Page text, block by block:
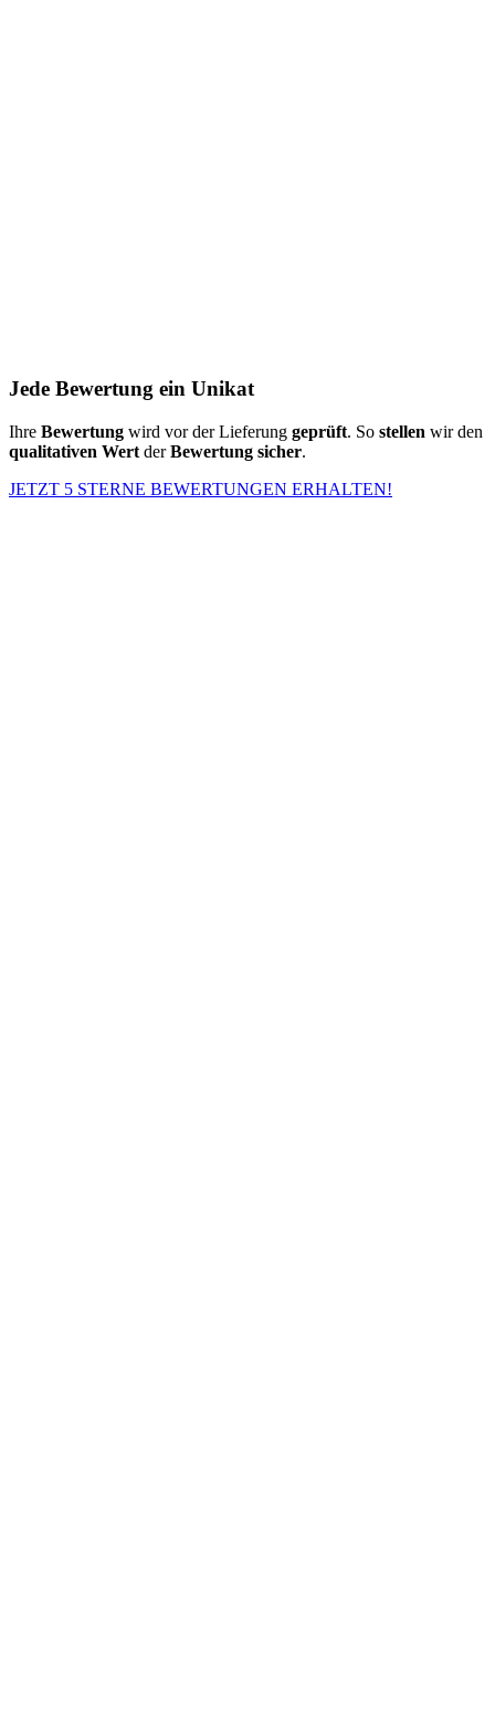
Jede Bewertung ein Unikat
Ihre Bewertung wird vor der Lieferung geprüft. So stellen wir den
qualitativen Wert derBewertung sicher.
JETZT 5 STERNE BEWERTUNGEN ERHALTEN!